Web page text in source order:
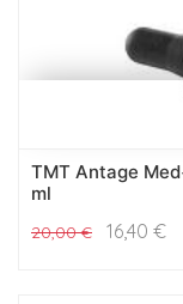
TMT Antage
ml
20,00€ 16,40 €